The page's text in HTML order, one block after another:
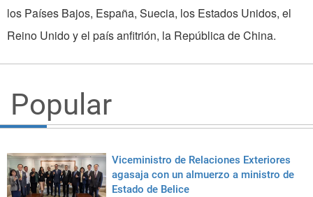
los Países Bajos, España, Suecia, los Estados Unidos, el
Reino Unido y el país anfitrión, la República de China.
Popular
Viceministro de Relaciones Exteriores
agasaja con un almuerzo a ministro de
Estado de Belice